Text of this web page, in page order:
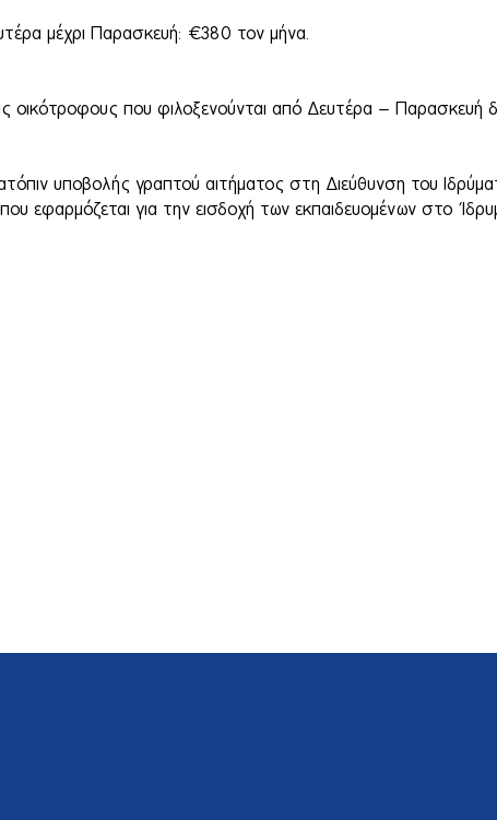
μέχρι Παρασκευή: €380 τον μήνα.
οικότροφους που φιλοξενούνται από Δευτέρα – Παρασκευή
υποβολής γραπτού αιτήματος στη Διεύθυνση του
που εφαρμόζεται για την εισδοχή των εκπαιδευομένων στο